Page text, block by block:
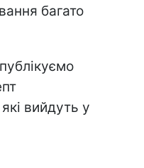
багато
вийдуть у